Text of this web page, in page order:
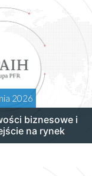
2026
biznesowe i
na rynek